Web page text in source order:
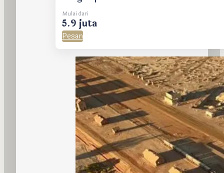
Mulai dari
5.9 juta
Pesan